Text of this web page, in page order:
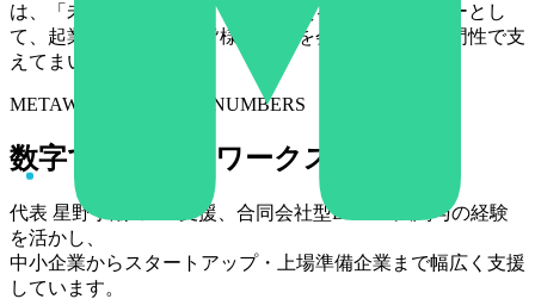
は、「未来の居場所づくり」を支える経営パートナーとし
て、起業家・経営者の皆様の挑戦を会計・税務の専門性で支
えてまいります。
METAWORKS BY THE NUMBERS
数字で見るメタワークス
代表 星野宇潮のIPO支援、合同会社型DAO立法関与の経験
を活かし、
中小企業からスタートアップ・上場準備企業まで幅広く支援
しています。